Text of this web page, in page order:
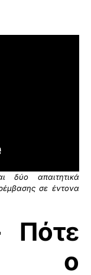
δύο απαιτητικά
σε έντονα
Πότε
ο